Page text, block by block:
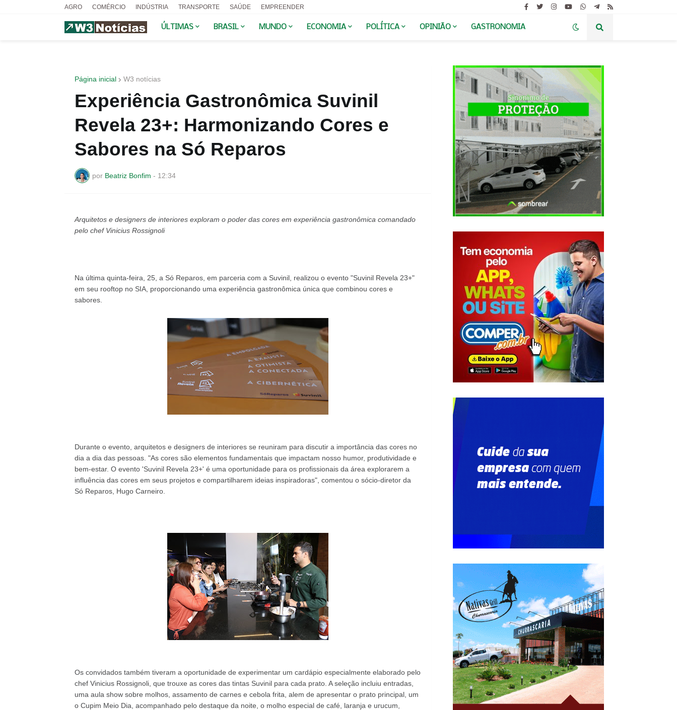
AGRO COMÉRCIO INDÚSTRIA TRANSPORTE SAÚDE EMPREENDER
ÚLTIMAS BRASIL MUNDO ECONOMIA POLÍTICA OPINIÃO GASTRONOMIA
Página inicial W3 notícias
Experiência Gastronômica Suvinil
Revela 23+: Harmonizando Cores e
Sabores na Só Reparos
por Beatriz Bonfim - 12:34
Arquitetos e designers de interiores exploram o poder das cores em experiência gastronômica comandado
pelo chef Vinicius Rossignoli
Na última quinta-feira, 25, a Só Reparos, em parceria com a Suvinil, realizou o evento "Suvinil Revela 23+"
em seu rooftop no SIA, proporcionando uma experiência gastronômica única que combinou cores e
sabores.
Durante o evento, arquitetos e designers de interiores se reuniram para discutir a importância das cores no
dia a dia das pessoas. "As cores são elementos fundamentais que impactam nosso humor, produtividade e
bem-estar. O evento 'Suvinil Revela 23+' é uma oportunidade para os profissionais da área explorarem a
influência das cores em seus projetos e compartilharem ideias inspiradoras", comentou o sócio-diretor da
Só Reparos, Hugo Carneiro.
Os convidados também tiveram a oportunidade de experimentar um cardápio especialmente elaborado pelo
chef Vinicius Rossignoli, que trouxe as cores das tintas Suvinil para cada prato. A seleção incluiu entradas,
uma aula show sobre molhos, assamento de carnes e cebola frita, alem de apresentar o prato principal, um
o Cupim Meio Dia, acompanhado pelo destaque da noite, o molho especial de café, laranja e urucum,